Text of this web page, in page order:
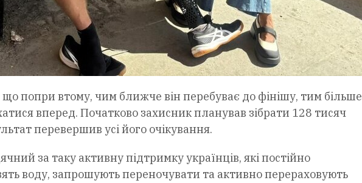
попри втому, чим ближче він перебуває до фінішу, тим більше
вперед. Початково захисник планував зібрати 128 тисяч
перевершив усі його очікування.
за таку активну підтримку українців, які постійно
воду, запрошують переночувати та активно перераховують